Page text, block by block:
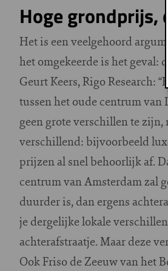
Hoge grondprijs,
Het is een veelgehoord
het omgekeerde is het geval:
Geurt Keers, Rigo Research:
tussen het oude centrum van
geen grote verschillen te
verschillend: bijvoorbeeld
prijzen al snelbehoorlijk af.
centrum van Amsterdam zal
duurder is, dan ergens
je dergelijke lokale
achterafstraatje. Maar deze
Ook Friso de Zeeuw van het